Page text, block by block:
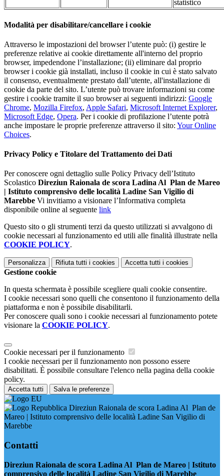
statistico
Modalità per disabilitare/cancellare i cookie
Attraverso le impostazioni del browser l’utente può: (i) gestire le
preferenze relative ai cookie direttamente all'interno del proprio
browser, impedendone l’installazione; (ii) eliminare dal proprio
browser i cookie già installati, incluso il cookie in cui è stato salvato
il consenso, eventualmente prestato dall’utente, all'installazione di
cookie da parte del sito. L’utente può trovare informazioni su come
gestire i cookie tramite il suo browser ai seguenti indirizzi: Google
Chrome, Mozilla Firefox, Apple Safari, Microsoft Internet Explorer,
Microsoft Edge, Opera. Per i cookie di profilazione l’utente potrà
anche impostare le proprie preferenze attraverso il sito: Your Online
Choices.
Privacy Policy e Titolare del Trattamento dei Dati
Per conoscere ogni dettaglio sulle Policy Privacy dell’Istituto
Scolastico Direziun Raionala de scora Ladina Al Plan de Mareo
| Istituto comprensivo delle località Ladine San Vigilio di
Marebbe Vi invitiamo a visionare l’Informativa completa
disponibile online al seguente link
Questo sito o gli strumenti terzi da questo utilizzati si avvalgono di
cookie necessari al funzionamento ed utili alle finalità illustrate nella
COOKIE POLICY.
Personalizza Rifiuta tutti i cookies Accetta tutti i cookies
Gestione cookie
In questa schermata è possibile scegliere quali cookie consentire.
I cookie necessari sono quelli che consentono il funzionamento della
piattaforma e non è possibile disabilitarli.
Per conoscere quali sono i cookie necessari al funzionamento potete
visionare la COOKIE POLICY.
Cookie necessari per il funzionamento
I cookie necessari per il funzionamento non possono essere
disabilitati. È possibile consultare l'elenco nella pagina della cookie
policy.
Accetta tutti Salva le preferenze
Direziun Raionala de scora Ladina Al Plan de
Mareo | Istituto comprensivo delle località Ladine San Vigilio di
Marebbe
Contatti
Direziun Raionala de scora Ladina Al Plan de Mareo | Istituto
comprensivo delle località Ladine San Vigilio di Marebbe